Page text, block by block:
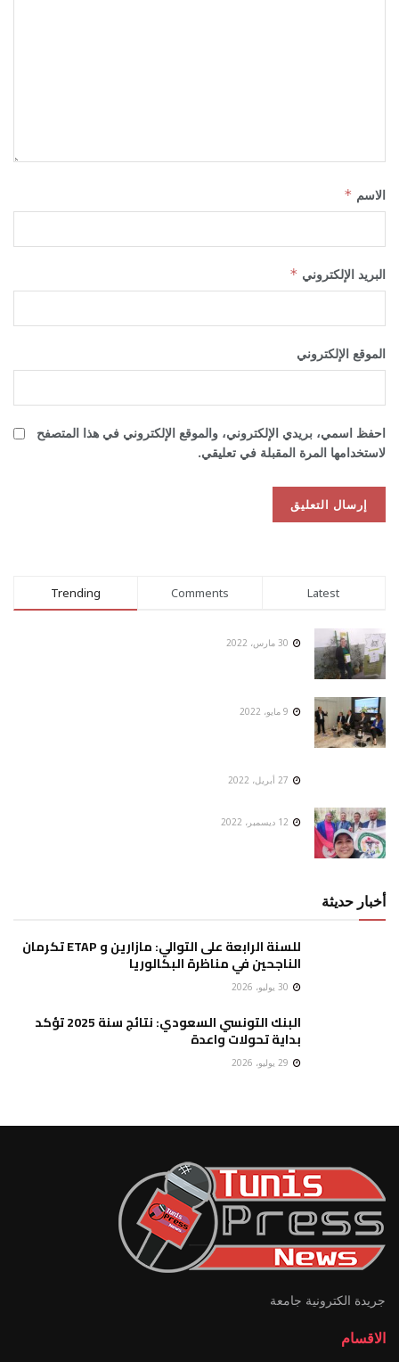
الاسم *
البريد الإلكتروني *
الموقع الإلكتروني
احفظ اسمي، بريدي الإلكتروني، والموقع الإلكتروني في هذا المتصفح
لاستخدامها المرة المقبلة في تعليقي.
Trending Comments Latest
أخبار حديثة
للسنة الرابعة على التوالي: مازارين و ETAP تكرمان
الناجحين في مناظرة البكالوريا
البنك التونسي السعودي: نتائج سنة 2025 تؤكد
بداية تحولات واعدة
جريدة الكترونية جامعة
الاقسام